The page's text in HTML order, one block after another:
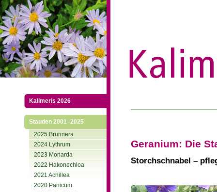
Kalimeris 2026
Stauden 2001–2025
2025 Brunnera
2024 Lythrum
2023 Monarda
2022 Hakonechloa
2021 Achillea
2020 Panicum
Geranium: Die
Storchschnabel –